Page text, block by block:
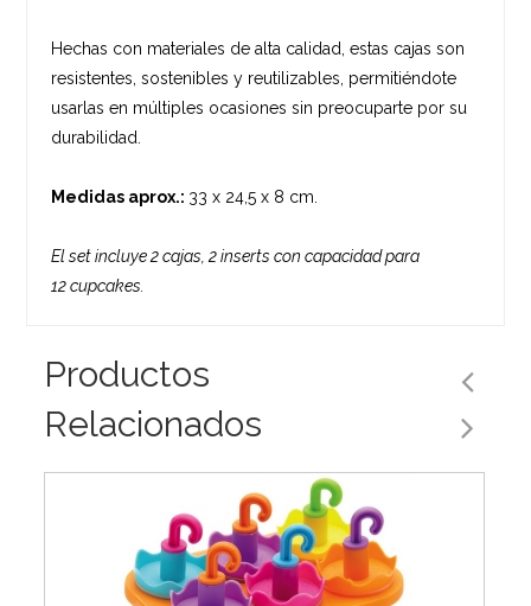
Hechas con materiales de alta calidad, estas cajas son
resistentes, sostenibles y reutilizables, permitiéndote
usarlas en múltiples ocasiones sin preocuparte por su
durabilidad.
Medidas aprox.: 33 x 24,5 x 8 cm.
El set incluye 2 cajas, 2 inserts con capacidad para
12 cupcakes.
Productos
Relacionados